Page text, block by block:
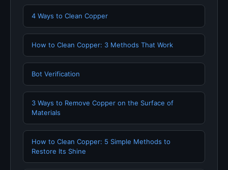
4 Ways to Clean Copper
How to Clean Copper: 3 Methods That Work
Bot Verification
3 Ways to Remove Copper on the Surface of
Materials
How to Clean Copper: 5 Simple Methods to
Restore Its Shine